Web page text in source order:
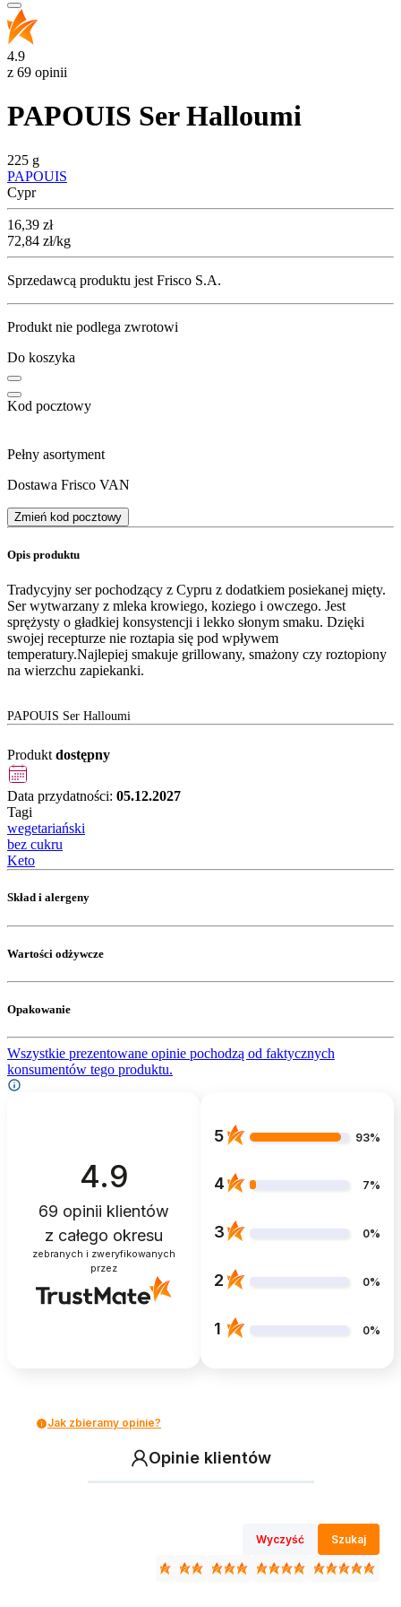
4.9
z 69 opinii
PAPOUIS Ser Halloumi
225 g
PAPOUIS
Cypr
Cena
16,39 zł
72,84 zł/kg
Sprzedawcą produktu jest Frisco S.A.
Produkt nie podlega zwrotowi
Do koszyka
Kod pocztowy
Pełny asortyment
Dostawa Frisco VAN
Zmień kod pocztowy
Opis produktu
Tradycyjny ser pochodzący z Cypru z dodatkiem posiekanej mięty.
Ser wytwarzany z mleka krowiego, koziego i owczego. Jest
sprężysty o gładkiej konsystencji i lekko słonym smaku. Dzięki
swojej recepturze nie roztapia się pod wpływem
temperatury.Najlepiej smakuje grillowany, smażony czy roztopiony
na wierzchu zapiekanki.
PAPOUIS Ser Halloumi
Produkt dostępny
Data przydatności: 05.12.2027
Tagi
wegetariański
bez cukru
Keto
Skład i alergeny
Wartości odżywcze
Opakowanie
Wszystkie prezentowane opinie pochodzą od faktycznych
konsumentów tego produktu.
4.9
69 opinii klientów
z całego okresu
zebranych i zweryfikowanych
przez
5 93%
4 7%
3 0%
2 0%
1 0%
Jak zbieramy opinie?
Opinie klientów
Wyczyść Szukaj